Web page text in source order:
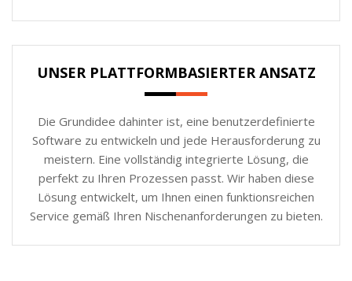
UNSER PLATTFORMBASIERTER ANSATZ
Die Grundidee dahinter ist, eine benutzerdefinierte
Software zu entwickeln und jede Herausforderung zu
meistern. Eine vollständig integrierte Lösung, die
perfekt zu Ihren Prozessen passt. Wir haben diese
Lösung entwickelt, um Ihnen einen funktionsreichen
Service gemäß Ihren Nischenanforderungen zu bieten.